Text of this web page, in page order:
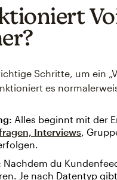
Schritte, um ein
es
Alles beginnt mit der
Interviews,
Nachdem du
Je nach Datentyp